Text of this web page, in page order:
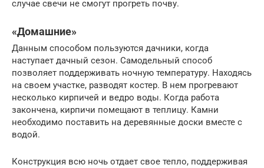
случае свечи не смогут прогреть почву.
«Домашние»
Данным способом пользуются дачники, когда
наступает дачный сезон. Самодельный способ
позволяет поддерживать ночную температуру. Находясь
на своем участке, разводят костер. В нем прогревают
несколько кирпичей и ведро воды. Когда работа
закончена, кирпичи помещают в теплицу. Камни
необходимо поставить на деревянные доски вместе с
водой.
Конструкция всю ночь отдает свое тепло, поддерживая